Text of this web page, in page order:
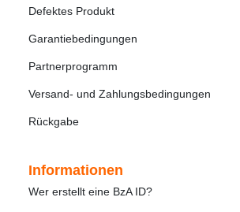
Defektes Produkt
Garantiebedingungen
Partnerprogramm
Versand- und Zahlungsbedingungen
Rückgabe
Informationen
Wer erstellt eine BzA ID?